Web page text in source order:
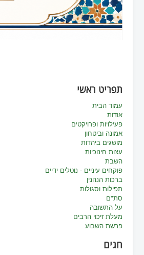
תפריט ראשי
עמוד הבית
אודות
פעילויות ופרויקטים
אמונה וביטחון
מושגים ביהדות
עצות חינוכיות
השבת
פוקחים עיניים - נוטלים ידיים
ברכות הנהנין
תפילות וסגולות
סת"ם
על התשובה
מעלת זיכוי הרבים
פרשת השבוע
חגים